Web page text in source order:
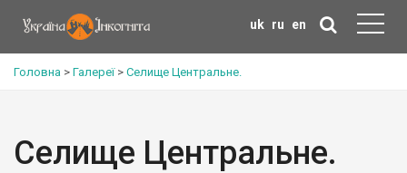
uk ru en
Головна > Галереї> Селище Центральне.
Селище Центральне.